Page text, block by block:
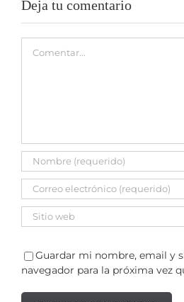
Deja tu comentario
Guardar mi nombre, email y
navegador para la próxima vez